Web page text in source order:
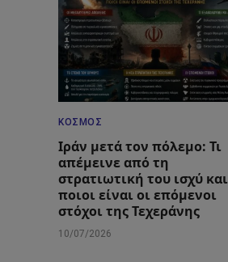
ΚΌΣΜΟΣ
Ιράν μετά τον πόλεμο: Τι
απέμεινε από τη
στρατιωτική του ισχύ και
ποιοι είναι οι επόμενοι
στόχοι της Τεχεράνης
10/07/2026